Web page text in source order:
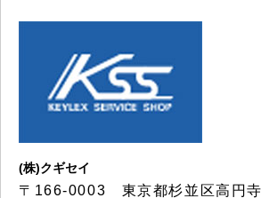
(株)クギセイ
〒166-0003 東京都杉並区高円